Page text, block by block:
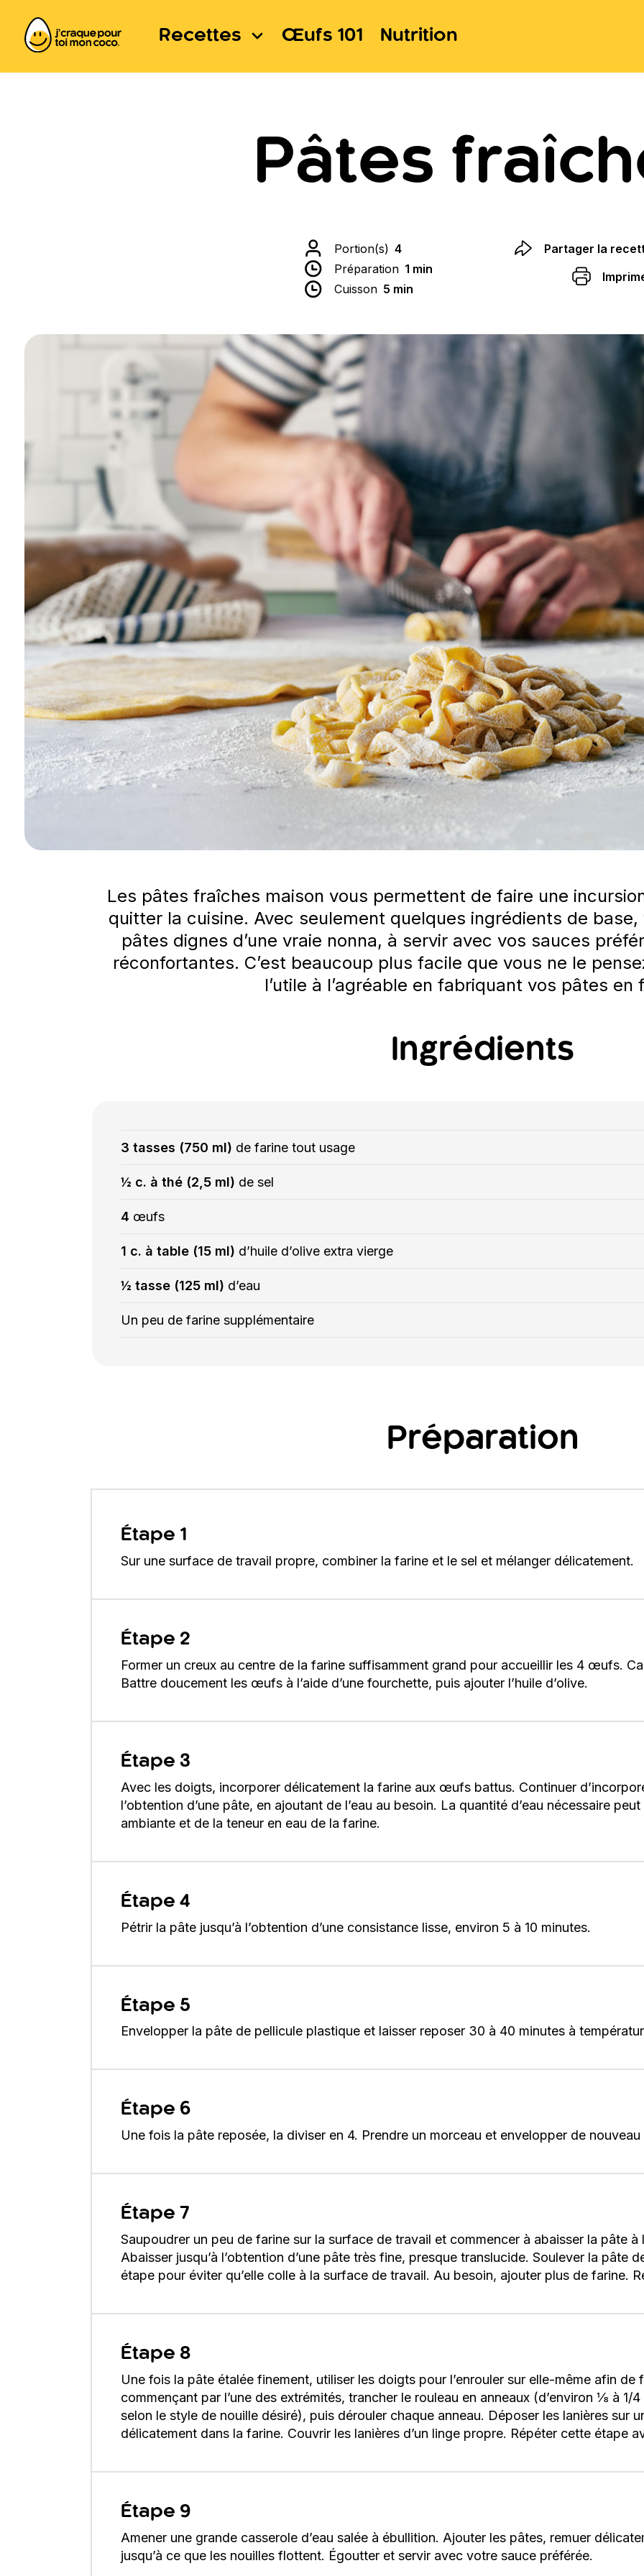
Recettes Œufs 101 Nutrition
Pâtes
Portion(s) 4
Préparation 1 min
Cuisson 5 min
Partager la
Les pâtes fraîches maison vous permettent de faire une
quitter la cuisine. Avec seulement quelques ingrédients de
pâtes dignes d’une vraie nonna, à servir avec vos sauces
réconfortantes. C’est beaucoup plus facile que vous ne le
l’utile à l’agréable en fabriquant vos pâtes en
Ingrédients
3 tasses (750 ml) de farine tout usage
½ c. à thé (2,5 ml) de sel
4 œufs
1 c. à table (15 ml) d’huile d’olive extra vierge
½ tasse (125 ml) d’eau
Un peu de farine supplémentaire
Préparation
Étape 1
Sur une surface de travail propre, combiner la farine et le sel et mélanger délicatement.
Étape 2
Former un creux au centre de la farine suffisamment grand pour accueillir les 4 œufs.
Battre doucement les œufs à l’aide d’une fourchette, puis ajouter l’huile d’olive.
Étape 3
Avec les doigts, incorporer délicatement la farine aux œufs battus. Continuer
l’obtention d’une pâte, en ajoutant de l’eau au besoin. La quantité d’eau nécessaire
ambiante et de la teneur en eau de la farine.
Étape 4
Pétrir la pâte jusqu’à l’obtention d’une consistance lisse, environ 5 à 10 minutes.
Étape 5
Envelopper la pâte de pellicule plastique et laisser reposer 30 à 40 minutes à
Étape 6
Une fois la pâte reposée, la diviser en 4. Prendre un morceau et envelopper de nouveau
Étape 7
Saupoudrer un peu de farine sur la surface de travail et commencer à abaisser la pâte à
Abaisser jusqu’à l’obtention d’une pâte très fine, presque translucide. Soulever la pâte
étape pour éviter qu’elle colle à la surface de travail. Au besoin, ajouter plus de farine.
Étape 8
Une fois la pâte étalée finement, utiliser les doigts pour l’enrouler sur elle-même afin de
commençant par l’une des extrémités, trancher le rouleau en anneaux (d’environ ⅛ à
selon le style de nouille désiré), puis dérouler chaque anneau. Déposer les lanières sur
délicatement dans la farine. Couvrir les lanières d’un linge propre. Répéter cette étape
Étape 9
Amener une grande casserole d’eau salée à ébullition. Ajouter les pâtes, remuer
jusqu’à ce que les nouilles flottent. Égoutter et servir avec votre sauce préférée.